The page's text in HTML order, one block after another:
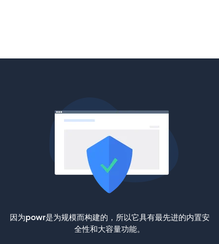
因为powr是为规模而构建的，所以它具有最先进的内置安
全性和大容量功能。